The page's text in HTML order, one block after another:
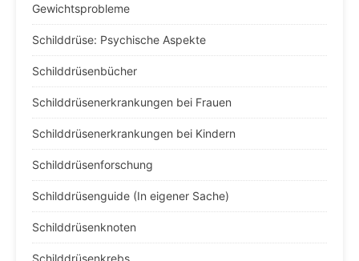
Gewichtsprobleme
Schilddrüse: Psychische Aspekte
Schilddrüsenbücher
Schilddrüsenerkrankungen bei Frauen
Schilddrüsenerkrankungen bei Kindern
Schilddrüsenforschung
Schilddrüsenguide (In eigener Sache)
Schilddrüsenknoten
Schilddrüsenkrebs